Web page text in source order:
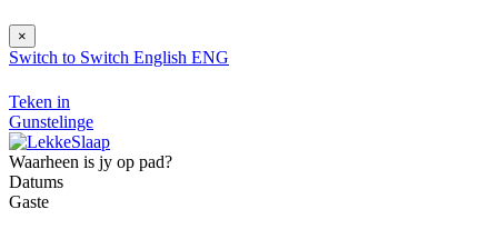
×
Switch to Switch English ENG
Teken in
Gunstelinge
Waarheen is jy op pad?
Datums
Gaste